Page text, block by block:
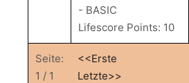
- BASIC
Lifescore Points: 10
Seite:
1 / 1
<<Erste
Letzte>>